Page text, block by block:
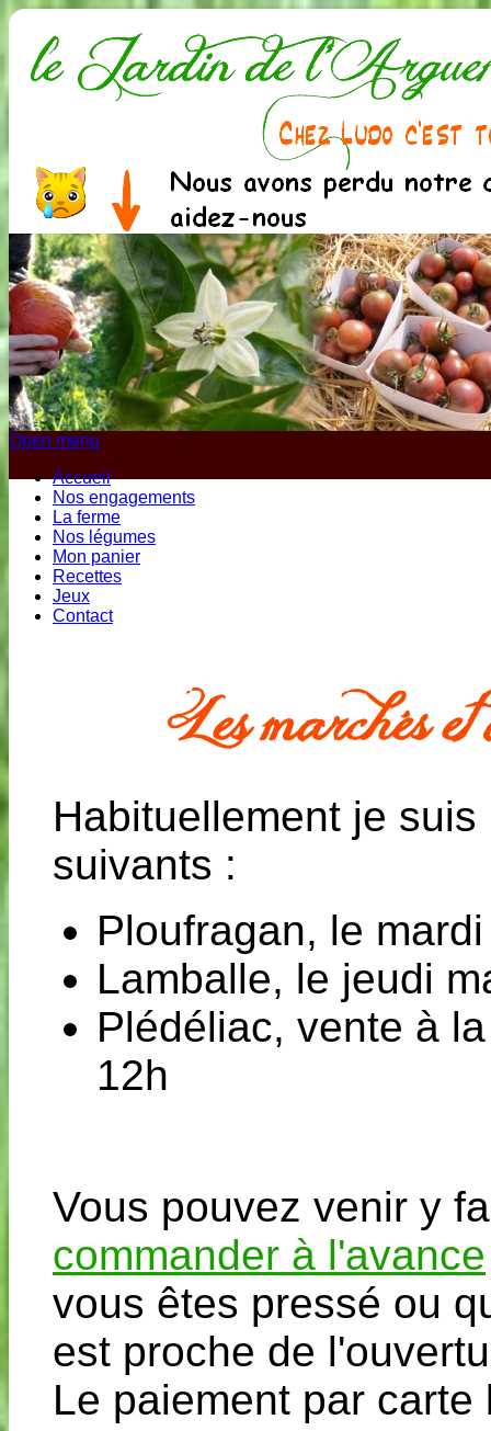
Open menu
Accueil
Nos engagements
La ferme
Nos légumes
Mon panier
Recettes
Jeux
Contact
Les marchés
Habituellement je
suivants :
Ploufragan, le
Lamballe, le jeudi
Plédéliac, vente à
12h
Vous pouvez venir y
commander à l'avance
vous êtes pressé ou
est proche de
Le paiement par